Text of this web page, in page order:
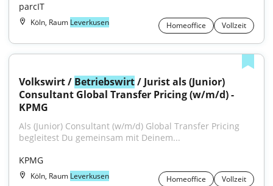
parcIT
Köln, Raum Leverkusen Homeoffice Vollzeit
Volkswirt / Betriebswirt / Jurist als (Junior)
Consultant Global Transfer Pricing (w/m/d) -
KPMG
Als (Junior) Consultant (w/m/d) Global Transfer Pricing
begleitest Du gemeinsam mit Deinem...
KPMG
Köln, Raum Leverkusen Homeoffice Vollzeit